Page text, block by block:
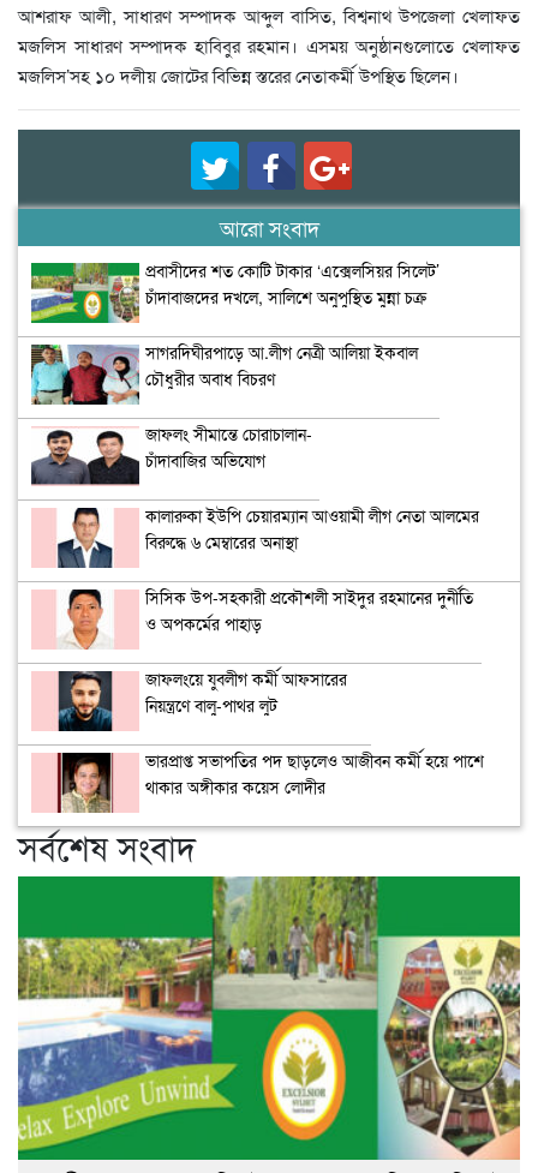
আশরাফ আলী, সাধারণ সম্পাদক আব্দুল বাসিত, বিশ্বনাথ উপজেলা খেলাফত
মজলিস সাধারণ সম্পাদক হাবিবুর রহমান। এসময় অনুষ্ঠানগুলোতে খেলাফত
মজলিস’সহ ১০ দলীয় জোটের বিভিন্ন স্তরের নেতাকর্মী উপস্থিত ছিলেন।
আরো সংবাদ
প্রবাসীদের শত কোটি টাকার ‘এক্সেলসিয়র সিলেট’
চাঁদাবাজদের দখলে, সালিশে অনুপুস্থিত মুন্না চক্র
সাগরদিঘীরপাড়ে আ.লীগ নেত্রী আলিয়া ইকবাল
চৌধুরীর অবাধ বিচরণ
জাফলং সীমান্তে চোরাচালান-
চাঁদাবাজির অভিযোগ
কালারুকা ইউপি চেয়ারম্যান আওয়ামী লীগ নেতা আলমের
বিরুদ্ধে ৬ মেম্বারের অনাস্থা
সিসিক উপ-সহকারী প্রকৌশলী সাইদুর রহমানের দুর্নীতি
ও অপকর্মের পাহাড়
জাফলংয়ে যুবলীগ কর্মী আফসারের
নিয়ন্ত্রণে বালু-পাথর লুট
ভারপ্রাপ্ত সভাপতির পদ ছাড়লেও আজীবন কর্মী হয়ে পাশে
থাকার অঙ্গীকার কয়েস লোদীর
সর্বশেষ সংবাদ